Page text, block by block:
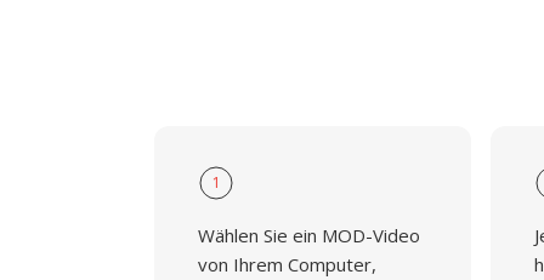
1
Wählen Sie ein MOD-Video
von Ihrem Computer,